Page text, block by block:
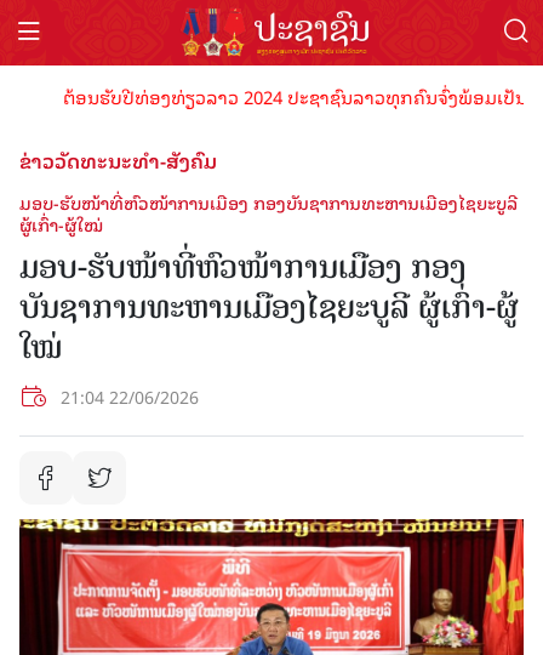
ຕ້ອນຮັບປີທ່ອງທ່ຽວລາວ 2024 ປະຊາຊົນລາວທຸກຄົນຈົ່ງພ້ອມເປັນເຈົ້
ຂ່າວວັດທະນະທຳ-ສັງຄົມ
ມອບ-ຮັບໜ້າທີ່ຫົວໜ້າການເມືອງ ກອງບັນຊາການທະຫານເມືອງໄຊຍະບູລີ
ຜູ້ເກົ່າ-ຜູ້ໃໝ່
ມອບ-ຮັບໜ້າທີ່ຫົວໜ້າການເມືອງ ກອງ
ບັນຊາການທະຫານເມືອງໄຊຍະບູລີ ຜູ້ເກົ່າ-ຜູ້
ໃໝ່
21:04 22/06/2026